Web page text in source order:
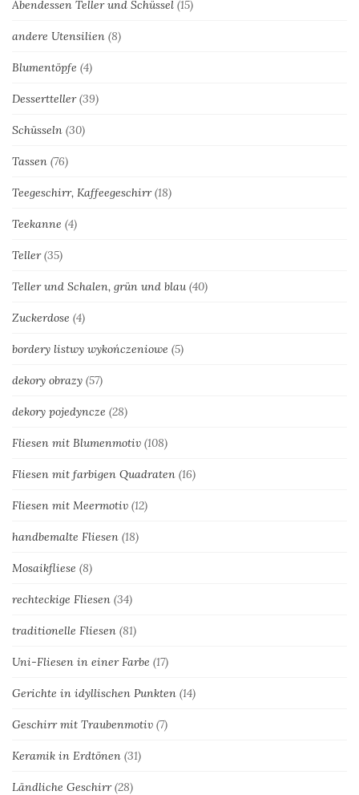
Abendessen Teller und Schüssel (15)
andere Utensilien (8)
Blumentöpfe (4)
Dessertteller (39)
Schüsseln (30)
Tassen (76)
Teegeschirr, Kaffeegeschirr (18)
Teekanne (4)
Teller (35)
Teller und Schalen, grün und blau (40)
Zuckerdose (4)
bordery listwy wykończeniowe (5)
dekory obrazy (57)
dekory pojedyncze (28)
Fliesen mit Blumenmotiv (108)
Fliesen mit farbigen Quadraten (16)
Fliesen mit Meermotiv (12)
handbemalte Fliesen (18)
Mosaikfliese (8)
rechteckige Fliesen (34)
traditionelle Fliesen (81)
Uni-Fliesen in einer Farbe (17)
Gerichte in idyllischen Punkten (14)
Geschirr mit Traubenmotiv (7)
Keramik in Erdtönen (31)
Ländliche Geschirr (28)